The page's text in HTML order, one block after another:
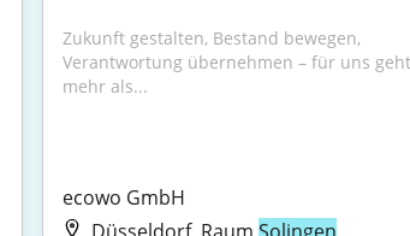
Zukunft gestalten, Bestand bewegen,
Verantwortung übernehmen – für uns
mehr als...
ecowo GmbH